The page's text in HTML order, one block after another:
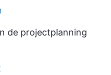
de projectplanning